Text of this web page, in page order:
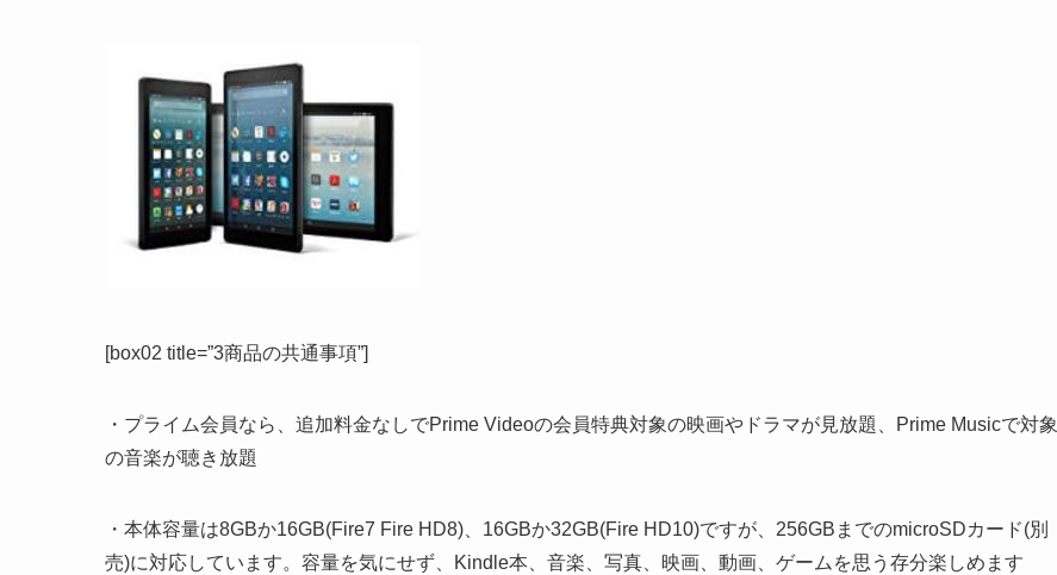
[box02 title=”3商品の共通事項”]
・プライム会員なら、追加料金なしでPrime Videoの会員特典対象の映画やドラマが見放題、Prime Musicで対象
の音楽が聴き放題
・本体容量は8GBか16GB(Fire7 Fire HD8)、16GBか32GB(Fire HD10)ですが、256GBまでのmicroSDカード(別
売)に対応しています。容量を気にせず、Kindle本、音楽、写真、映画、動画、ゲームを思う存分楽しめます